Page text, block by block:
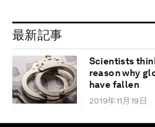
最新記事
Scientists
reason why
have fallen
2019年11月19日